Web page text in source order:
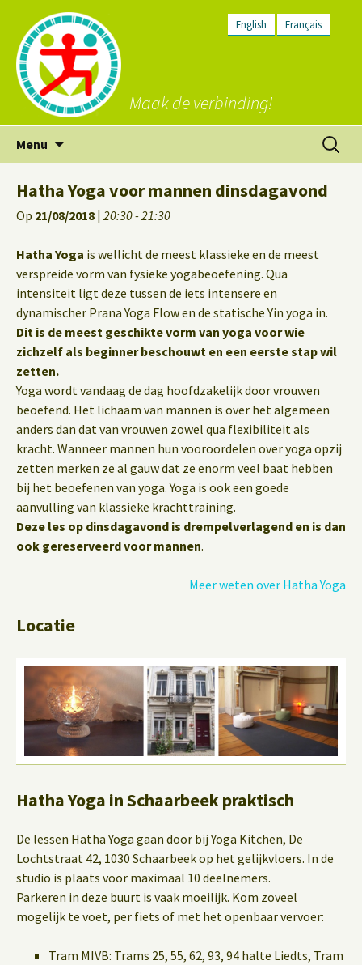
English Français
Maak de verbinding!
Menu
inhoud
Zoeken
naar:
Hatha Yoga voor mannen dinsdagavond
Op 21/08/2018 | 20:30 - 21:30
Hatha Yoga is wellicht de meest klassieke en de meest
verspreide vorm van fysieke yogabeoefening. Qua
intensiteit ligt deze tussen de iets intensere en
dynamischer Prana Yoga Flow en de statische Yin yoga in.
Dit is de meest geschikte vorm van yoga voor wie
zichzelf als beginner beschouwt en een eerste stap wil
zetten.
Yoga wordt vandaag de dag hoofdzakelijk door vrouwen
beoefend. Het lichaam van mannen is over het algemeen
anders dan dat van vrouwen zowel qua flexibiliteit als
kracht. Wanneer mannen hun vooroordelen over yoga opzij
zetten merken ze al gauw dat ze enorm veel baat hebben
bij het beoefenen van yoga. Yoga is ook een goede
aanvulling van klassieke krachttraining.
Deze les op dinsdagavond is drempelverlagend en is dan
ook gereserveerd voor mannen.
Meer weten over Hatha Yoga
Locatie
Hatha Yoga in Schaarbeek praktisch
De lessen Hatha Yoga gaan door bij Yoga Kitchen, De
Lochtstraat 42, 1030 Schaarbeek op het gelijkvloers. In de
studio is plaats voor maximaal 10 deelnemers.
Parkeren in deze buurt is vaak moeilijk. Kom zoveel
mogelijk te voet, per fiets of met het openbaar vervoer:
Tram MIVB: Trams 25, 55, 62, 93, 94 halte Liedts, Tram